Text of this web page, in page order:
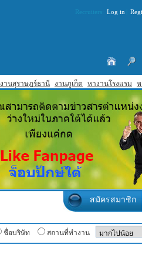
งานสุราษฎร์ธานี งานภูเก็ต หางานโรงแรม
Recruiters: Log in
สมัครสมาชิก
ชื่อบริษัท สถานที่ทำงาน